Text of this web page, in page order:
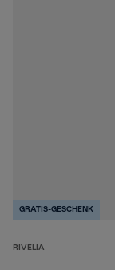
GRATIS-GESCHENK
RIVELIA